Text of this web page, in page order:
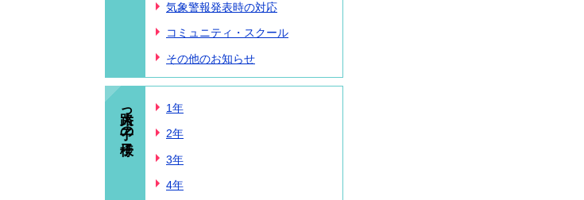
気象警報発表時の対応
コミュニティ・スクール
その他のお知らせ
大路っ子の様子 1年
2年
3年
4年